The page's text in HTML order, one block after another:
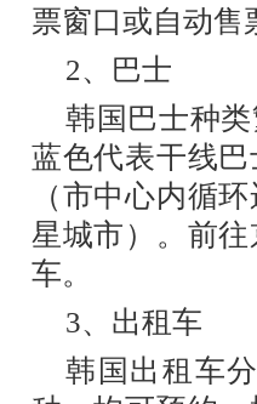
票窗口或自动售
2、巴士
韩国巴士种
蓝色代表干线
（市中心内循
星城市）。前
车。
3、出租车
韩国出租车